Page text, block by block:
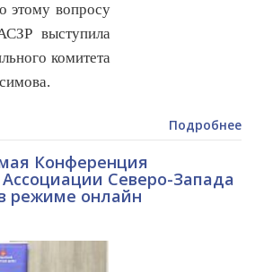
этому вопросу
выступила
комитета
Подробнее
Конференция
Северо-Запада
режиме онлайн